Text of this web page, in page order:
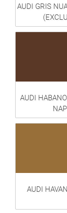
AUDI GRIS
AUDI
AUDI